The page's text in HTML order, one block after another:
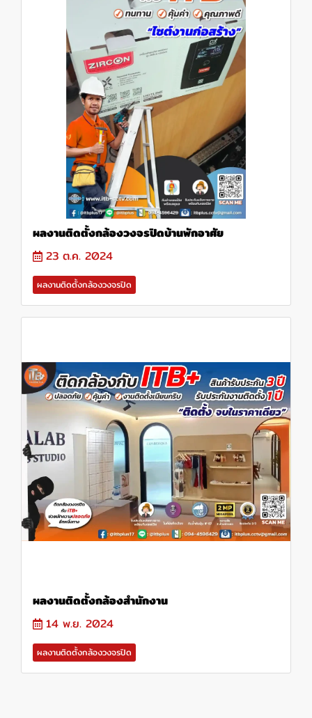
ผลงานติดตั้งกล้องวงจรปิดบ้านพักอาศัย
23 ต.ค. 2024
ผลงานติดตั้งกล้องวงจรปิด
ผลงานติดตั้งกล้องสำนักงาน
14 พ.ย. 2024
ผลงานติดตั้งกล้องวงจรปิด